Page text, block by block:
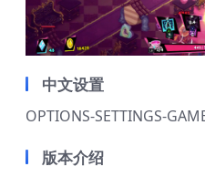
中文设置
OPTIONS-SETTINGS-
版本介绍